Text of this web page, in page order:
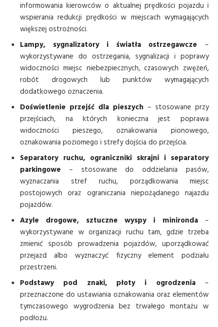
informowania kierowców o aktualnej prędkości pojazdu i
wspierania redukcji prędkości w miejscach wymagających
większej ostrożności.
Lampy, sygnalizatory i światła ostrzegawcze –
wykorzystywane do ostrzegania, sygnalizacji i poprawy
widoczności miejsc niebezpiecznych, czasowych zwężeń,
robót drogowych lub punktów wymagających
dodatkowego oznaczenia.
Doświetlenie przejść dla pieszych – stosowane przy
przejściach, na których konieczna jest poprawa
widoczności pieszego, oznakowania pionowego,
oznakowania poziomego i strefy dojścia do przejścia.
Separatory ruchu, ograniczniki skrajni i separatory
parkingowe – stosowane do oddzielania pasów,
wyznaczania stref ruchu, porządkowania miejsc
postojowych oraz ograniczania niepożądanego najazdu
pojazdów.
Azyle drogowe, sztuczne wyspy i minironda–
wykorzystywane w organizacji ruchu tam, gdzie trzeba
zmienić sposób prowadzenia pojazdów, uporządkować
przejazd albo wyznaczyć fizyczny element podziału
przestrzeni.
Podstawy pod znaki, płoty i ogrodzenia–
przeznaczone do ustawiania oznakowania oraz elementów
tymczasowego wygrodzenia bez trwałego montażu w
podłożu.